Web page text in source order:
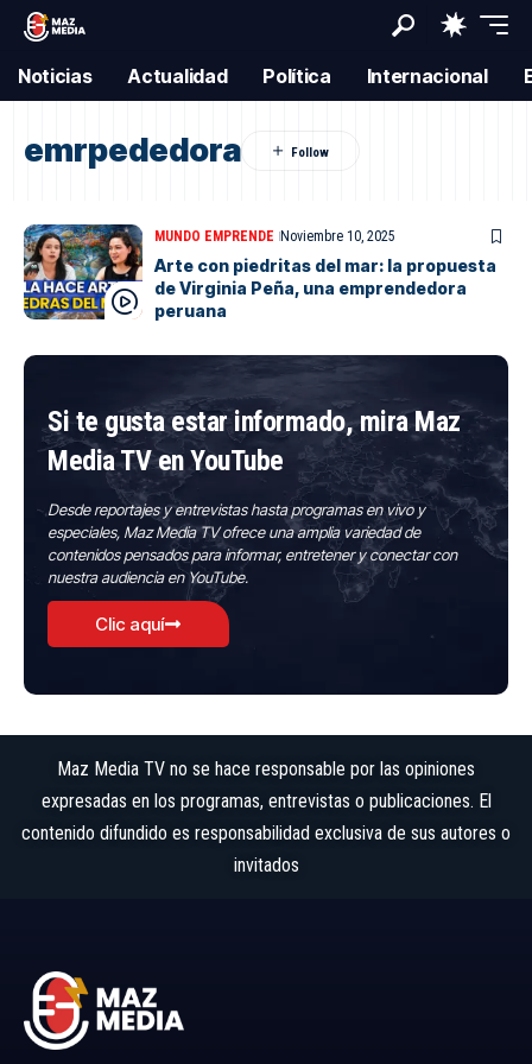
Noticias Actualidad Política Internacional
emrpededora
MUNDO EMPRENDE Noviembre 10, 2025
Arte con piedritas del mar: la propuesta
de Virginia Peña, una emprendedora
peruana
Si te gusta estar informado, mira Maz
Media TV en YouTube
Desde reportajes y entrevistas hasta programas en vivo y
especiales, Maz Media TV ofrece una amplia variedad de
contenidos pensados para informar, entretener y conectar con
nuestra audiencia en YouTube.
Clic aquí
Maz Media TV no se hace responsable por las opiniones
expresadas en los programas, entrevistas o publicaciones. El
contenido difundido es responsabilidad exclusiva de sus autores o
invitados